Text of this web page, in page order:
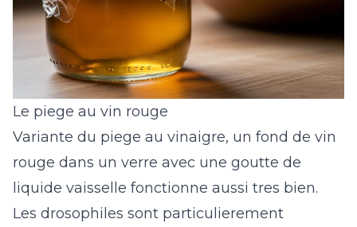
Le piege au vin rouge
Variante du piege au vinaigre, un fond de vin
rouge dans un verre avec une goutte de
liquide vaisselle fonctionne aussi tres bien.
Les drosophiles sont particulierement